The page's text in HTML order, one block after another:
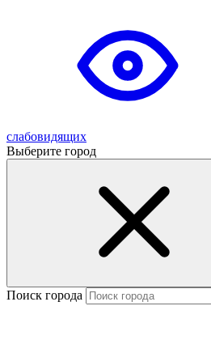
слабовидящих
Выберите город
Поиск города